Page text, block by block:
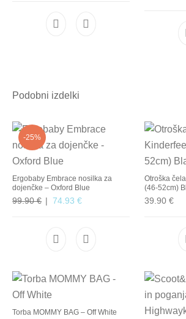
Podobni izdelki
-25%
Ergobaby Embrace nosilka za
dojenčke – Oxford Blue
99.90€ Izvirna cena je bila: 99.90 €.
74.93€Trenutna cena je: 74.93 €.
Otroška
(46-52cm)
39.90 €
Torba MOMMY BAG – Off White